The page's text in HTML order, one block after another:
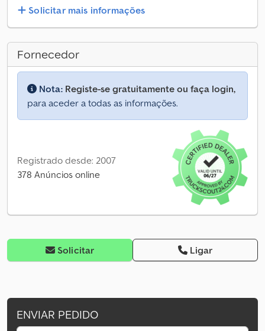
Solicitar mais informações
Fornecedor
Nota: Registe-se gratuitamente ou faça login,
para aceder a todas as informações.
Registrado desde: 2007
378 Anúncios online
Solicitar Ligar
ENVIAR PEDIDO